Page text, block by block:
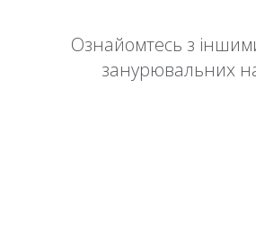
Ознайомтесь з
занурювальних